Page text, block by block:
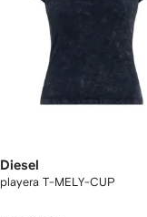
Diesel
playera T-MELY-CUP